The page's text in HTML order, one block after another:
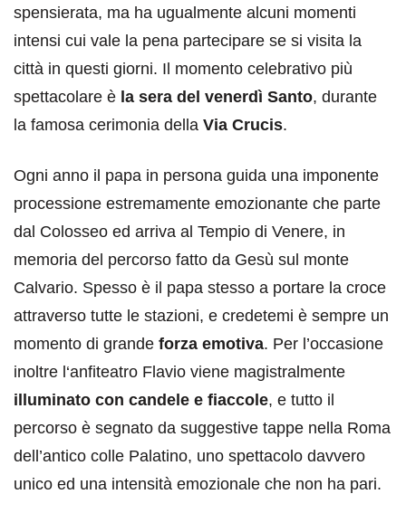
spensierata, ma ha ugualmente alcuni momenti
intensi cui vale la pena partecipare se si visita la
città in questi giorni. Il momento celebrativo più
spettacolare è la sera del venerdì Santo, durante
la famosa cerimonia della Via Crucis.
Ogni anno il papa in persona guida una imponente
processione estremamente emozionante che parte
dal Colosseo ed arriva al Tempio di Venere, in
memoria del percorso fatto da Gesù sul monte
Calvario. Spesso è il papa stesso a portare la croce
attraverso tutte le stazioni, e credetemi è sempre un
momento di grande forza emotiva. Per l’occasione
inoltre l‘anfiteatro Flavio viene magistralmente
illuminato con candele e fiaccole, e tutto il
percorso è segnato da suggestive tappe nella Roma
dell’antico colle Palatino, uno spettacolo davvero
unico ed una intensità emozionale che non ha pari.